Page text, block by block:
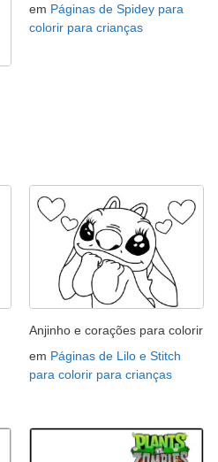
em Páginas de Spidey para
colorir para crianças
Anjinho e corações para colorir
em Páginas de Lilo e Stitch
para colorir para crianças